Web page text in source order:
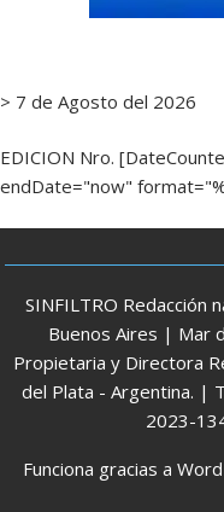
> 7 de Agosto del 2026
EDICION Nro.
endDate="now"
SINFILTRO Redacción
Buenos Aires | Mar
Propietaria y Directora
del Plata - Argentina. |
2023-
Funciona gracias a